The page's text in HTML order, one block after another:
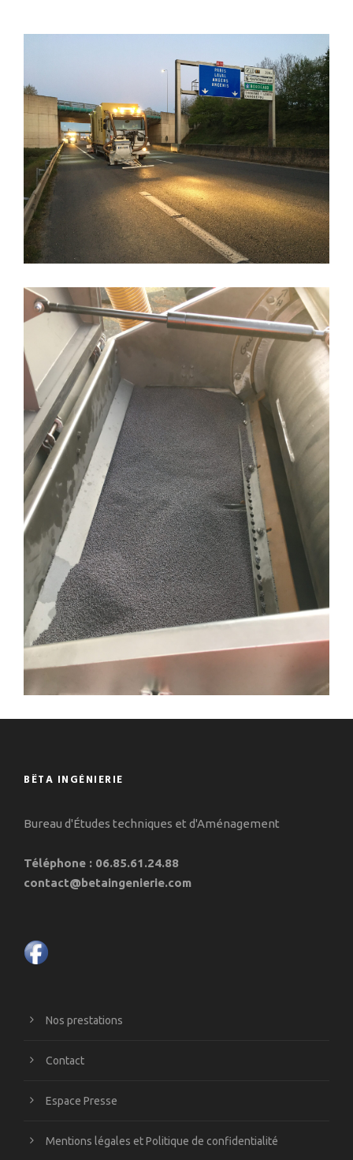
BÊTA INGÉNIERIE
Bureau d'Études techniques et d'Aménagement
Téléphone : 06.85.61.24.88
contact@betaingenierie.com
Nos prestations
Contact
Espace Presse
Mentions légales et Politique de confidentialité